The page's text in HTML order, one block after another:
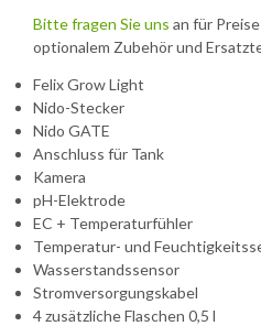
Bitte fragen Sie uns an für
optionalem Zubehör und
Felix Grow Light
Nido-Stecker
Nido GATE
Anschluss für Tank
Kamera
pH-Elektrode
EC + Temperaturfühler
Temperatur- und
Wasserstandssensor
Stromversorgungskabel
4 zusätzliche Flaschen 0,5 l